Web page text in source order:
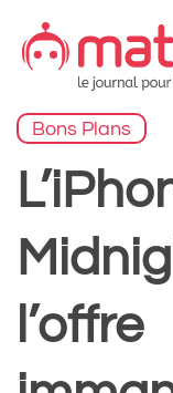
contenu
Bons Plans
l’offre